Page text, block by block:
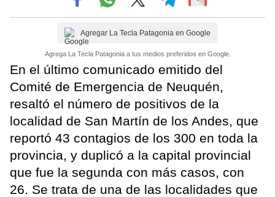
Agregar La Tecla Patagonia en Google
Agrega La Tecla Patagonia a tus medios preferidos en Google.
En el último comunicado emitido del
Comité de Emergencia de Neuquén,
resaltó el número de positivos de la
localidad de San Martín de los Andes, que
reportó 43 contagios de los 300 en toda la
provincia, y duplicó a la capital provincial
que fue la segunda con más casos, con
26. Se trata de una de las localidades que